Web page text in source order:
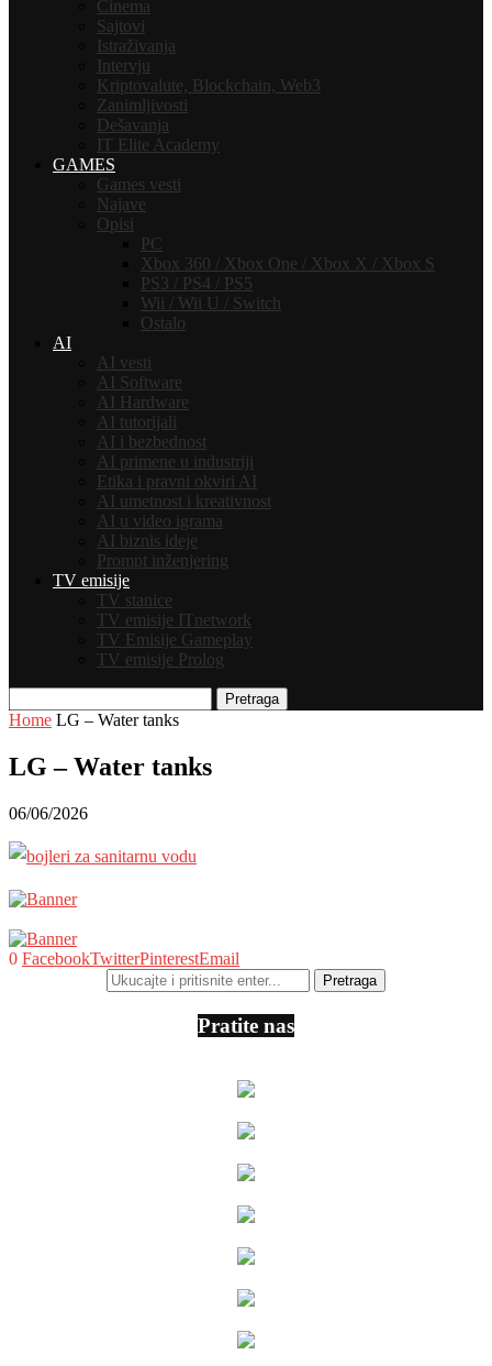
Cinema
Sajtovi
Istraživanja
Intervju
Kriptovalute, Blockchain, Web3
Zanimljivosti
Dešavanja
IT Elite Academy
GAMES
Games vesti
Najave
Opisi
PC
Xbox 360 / Xbox One / Xbox X / Xbox S
PS3 / PS4 / PS5
Wii / Wii U / Switch
Ostalo
AI
AI vesti
AI Software
AI Hardware
AI tutorijali
AI i bezbednost
AI primene u industriji
Etika i pravni okviri AI
AI umetnost i kreativnost
AI u video igrama
AI biznis ideje
Prompt inženjering
TV emisije
TV stanice
TV emisije ITnetwork
TV Emisije Gameplay
TV emisije Prolog
Pretraga
Home LG – Water tanks
LG – Water tanks
06/06/2026
0 FacebookTwitterPinterestEmail
Pratite nas